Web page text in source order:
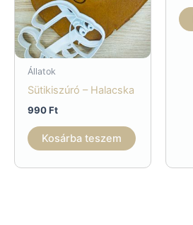
Állatok
Sütikiszúró – Halacska
990Ft
Kosárba teszem